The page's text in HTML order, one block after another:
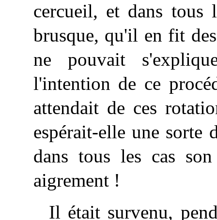
cercueil, et dans tous
brusque, qu'il en fit
ne pouvait
l'intention de ce
attendait de ces
espérait-elle une sorte
dans tous les cas
aigrement !
Il était survenu,